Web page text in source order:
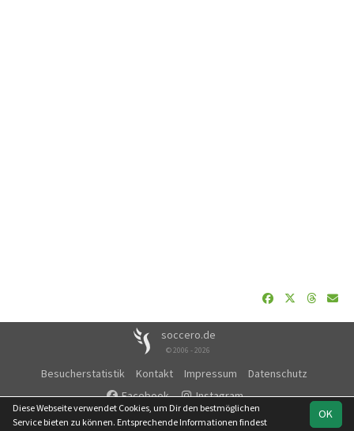
soccero.de
© 2006 - 2026
Besucherstatistik Kontakt Impressum
Datenschutz
Facebook
Instagram
OK
Diese Webseite verwendet Cookies, um Dir den bestmöglichen
Service bieten zu können. Entsprechende Informationen findest